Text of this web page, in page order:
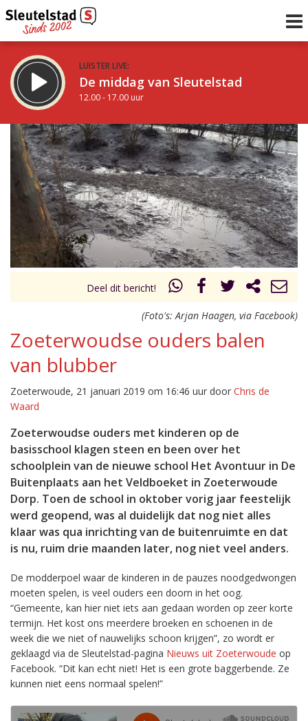
LUISTER LIVE:
De middag van Sleutelstad
12.00 - 17.00 uur
STRAKS:
Sleutelstad 30
17.00 - 19.00 uur
Vorig uur
uur 1 van 0 Volgend uur
Inklappen
Deel dit bericht!
(Foto's: Arjan Haagen, via Facebook)
Zoeterwoudse ouders balen
van blubber
Zoeterwoude, 21 januari 2019 om 16:46 uur door Chris de
Waard
Zoeterwoudse ouders met kinderen op de
basisschool klagen steen en been over het
schoolplein van de nieuwe school Het Avontuur in De
Buitenplaats aan het Veldboeket in Zoeterwoude
Dorp. Toen de school in oktober vorig jaar feestelijk
werd geopend, was al duidelijk dat nog niet alles
klaar was qua inrichting van de buitenruimte en dat
is nu, ruim drie maanden later, nog niet veel anders.
De modderpoel waar de kinderen in de pauzes noodgedwongen
moeten spelen, is veel ouders een doorn in het oog.
“Gemeente, kan hier niet iets aan gedaan worden op zeer korte
termijn. Het kost ons meerdere broeken en schoenen in de
week die we niet of nauwelijks schoon krijgen”, zo wordt er
geklaagd via de Sleutelstad-pagina Nieuws uit Zoeterwoude op
Facebook. “Dit kan echt niet! Het is een grote baggerbende. Ze
kunnen niet eens normaal spelen!”